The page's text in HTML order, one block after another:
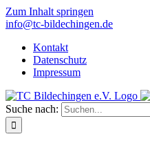
Zum Inhalt springen
info@tc-bildechingen.de
Kontakt
Datenschutz
Impressum
Suche nach: